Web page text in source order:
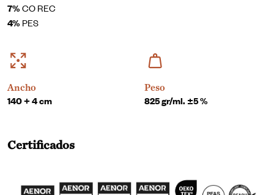
7%CO REC
4%PES
Ancho
140 + 4 cm
Peso
825 gr/ml. ±5 %
Certificados